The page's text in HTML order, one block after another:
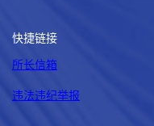
快捷链接
所长信箱
违法违纪举报